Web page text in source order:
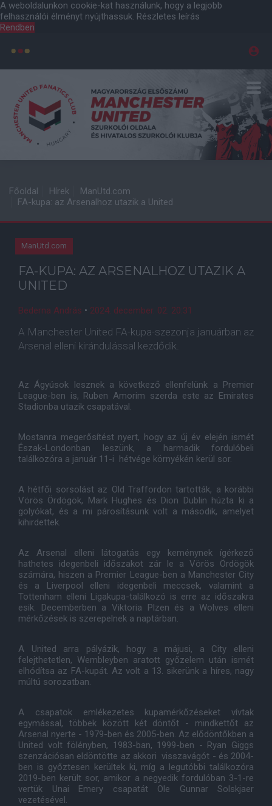
A weboldalunkon cookie-kat használunk, hogy a legjobb
felhasználói élményt nyújthassuk. Részletes leírás
Rendben
Főoldal Hírek
ManUtd.com
FA-kupa: az Arsenalhoz utazik a United
ManUtd.com
FA-KUPA: AZ ARSENALHOZ UTAZIK A
UNITED
Bederna András • 2024. december. 02. 20:31
A Manchester United FA-kupa-szezonja januárban az
Arsenal elleni kirándulással kezdődik.
Az Ágyúsok lesznek a következő ellenfelünk a Premier
League-ben is, Ruben Amorim szerda este az Emirates
Stadionba utazik csapatával.
Mostanra megerősítést nyert, hogy az új év elején ismét
Észak-Londonban leszünk, a harmadik fordulóbeli
találkozóra a január 11-i hétvége környékén kerül sor.
A hétfői sorsolást az Old Traffordon tartották, a korábbi
Vörös Ördögök, Mark Hughes és Dion Dublin húzta ki a
golyókat, és a mi párosításunk volt a második, amelyet
kihirdettek.
Az Arsenal elleni látogatás egy keménynek ígérkező
hathetes idegenbeli időszakot zár le a Vörös Ördögök
számára, hiszen a Premier League-ben a Manchester City
és a Liverpool elleni idegenbeli meccsek, valamint a
Tottenham elleni Ligakupa-találkozó is erre az időszakra
esik. Decemberben a Viktoria Plzen és a Wolves elleni
mérkőzések is szerepelnek a naptárban.
A United arra pályázik, hogy a májusi, a City elleni
felejthetetlen, Wembleyben aratott győzelem után ismét
elhódítsa az FA-kupát. Az volt a 13. sikerünk a híres, nagy
múltú sorozatban.
A csapatok emlékezetes kupamérkőzéseket vívtak
egymással, többek között két döntőt - mindkettőt az
Arsenal nyerte - 1979-ben és 2005-ben. Az elődöntőkben a
United volt fölényben, 1983-ban, 1999-ben - Ryan Giggs
szenzációsan eldöntötte az akkori visszavágót - és 2004-
ben is győztesen kerültek ki, míg a legutóbbi találkozóra
2019-ben került sor, amikor a negyedik fordulóban 3-1-re
vertük Unai Emery csapatát Ole Gunnar Solskjaer
vezetésével.